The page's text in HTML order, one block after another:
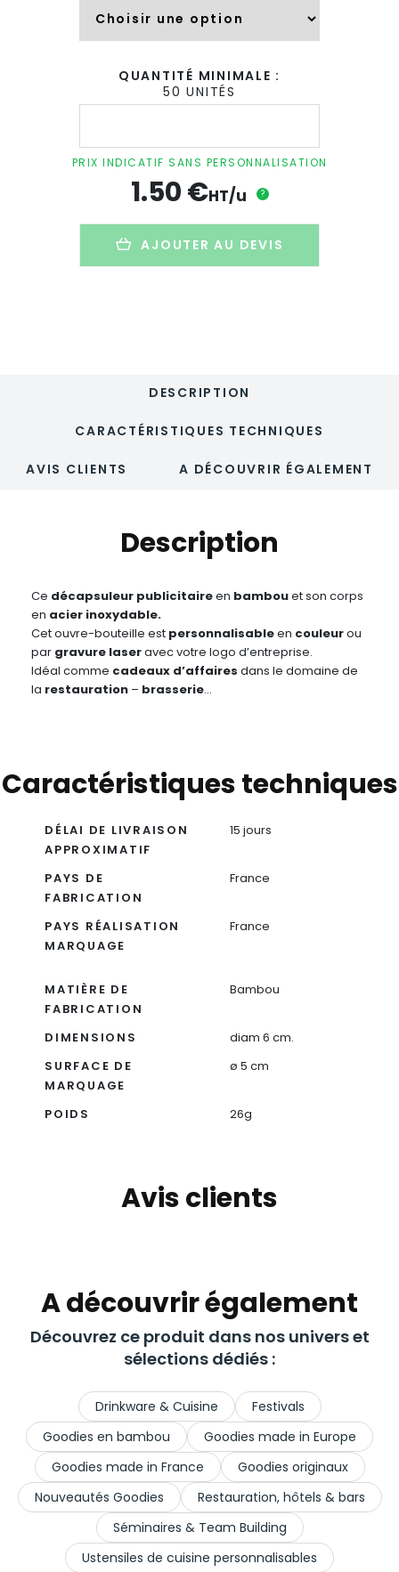
QUANTITÉ MINIMALE :
50 UNITÉS
quantité
bambou
magnet
publicitaire
PRIX INDICATIF SANS PERSONNALISATION
1.50€HT/u ?
AJOUTER AU DEVIS
DESCRIPTION
CARACTÉRISTIQUES TECHNIQUES
AVIS CLIENTS A DÉCOUVRIR ÉGALEMENT
Description
Ce décapsuleur publicitaireen bambouet son corps
en acier inoxydable.
Cet ouvre-bouteille est personnalisableen couleurou
par gravure laseravec votre logo d’entreprise.
Idéal comme cadeaux d’affaires dans le domaine de
la restauration – brasserie…
Caractéristiques techniques
DÉLAI DE LIVRAISON
APPROXIMATIF
15 jours
PAYS DE
FABRICATION
France
PAYS RÉALISATION
MARQUAGE
France
MATIÈRE DE
FABRICATION
Bambou
DIMENSIONS
diam 6 cm.
SURFACE DE
MARQUAGE
ø 5 cm
POIDS 26g
Avis clients
A découvrir également
Découvrez ce produit dans nos univers et
sélections dédiés :
Drinkware & Cuisine
Festivals
Goodies en bambou
Goodies made in Europe
Goodies made in France
Goodies originaux
Nouveautés Goodies
Restauration, hôtels & bars
Séminaires & Team Building
Ustensiles de cuisine personnalisables